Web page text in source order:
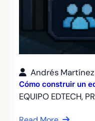
Andrés
Cómo construir un
EQUIPO EDTECH,